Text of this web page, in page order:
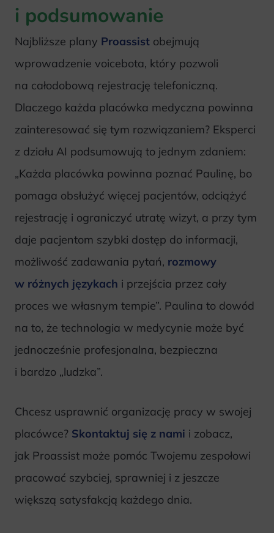
i podsumowanie
Najbliższe plany Proassist obejmują
wprowadzenie voicebota, który pozwoli
na całodobową rejestrację telefoniczną.
Dlaczego każda placówka medyczna powinna
zainteresować się tym rozwiązaniem? Eksperci
z działu AI podsumowują to jednym zdaniem:
„Każda placówka powinna poznać Paulinę, bo
pomaga obsłużyć więcej pacjentów, odciążyć
rejestrację i ograniczyć utratę wizyt, a przy tym
daje pacjentom szybki dostęp do informacji,
możliwość zadawania pytań, rozmowy
w różnych językach i przejścia przez cały
proces we własnym tempie”. Paulina to dowód
na to, że technologia w medycynie może być
jednocześnie profesjonalna, bezpieczna
i bardzo „ludzka”.
Chcesz usprawnić organizację pracy w swojej
placówce? Skontaktuj się z nami i zobacz,
jak Proassist może pomóc Twojemu zespołowi
pracować szybciej, sprawniej i z jeszcze
większą satysfakcją każdego dnia.